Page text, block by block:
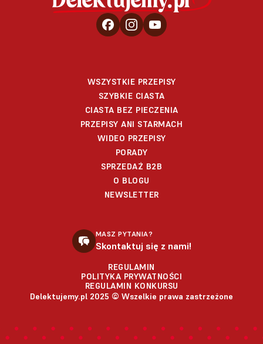
WSZYSTKIE PRZEPISY
SZYBKIE CIASTA
CIASTA BEZ PIECZENIA
PRZEPISY ANI STARMACH
WIDEO PRZEPISY
PORADY
SPRZEDAŻ B2B
O BLOGU
NEWSLETTER
MASZ PYTANIA?
Skontaktuj się z nami!
REGULAMIN
POLITYKA PRYWATNOŚCI
REGULAMIN KONKURSU
Delektujemy.pl 2025 © Wszelkie prawa zastrzeżone